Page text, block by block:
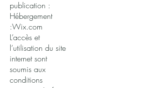
publication :
Hébergement
:Wix.com
L’accès et
l’utilisation du site
internet sont
soumis aux
conditions